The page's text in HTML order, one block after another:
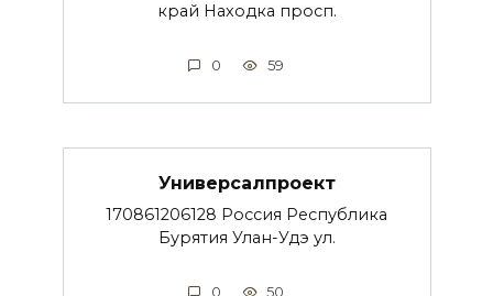
край Находка просп.
0 59
Универсалпроект
170861206128 Россия Республика
Бурятия Улан-Удэ ул.
0 50